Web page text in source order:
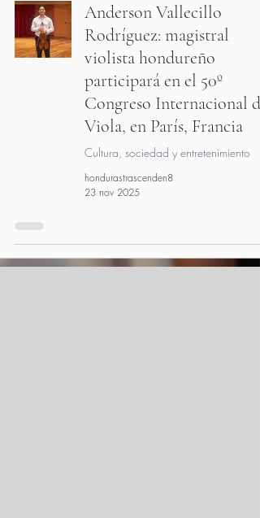
Anderson Vallecillo
Rodríguez: magistral
violista hondureño
participará en el 50º
Congreso Internacional de
Viola, en París, Francia
Cultura, sociedad y entretenimiento
hondurastrascenden8
23 nov 2025